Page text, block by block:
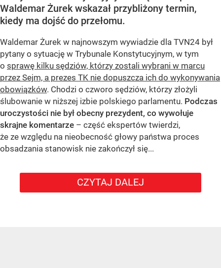
Waldemar Żurek wskazał przybliżony termin,
kiedy ma dojść do przełomu.
Waldemar Żurek w najnowszym wywiadzie dla TVN24 był
pytany o sytuację w Trybunale Konstytucyjnym, w tym
o sprawę kilku sędziów, którzy zostali wybrani w marcu
przez Sejm, a prezes TK nie dopuszcza ich do wykonywania
obowiązków. Chodzi o czworo sędziów, którzy złożyli
ślubowanie w niższej izbie polskiego parlamentu. Podczas
uroczystości nie był obecny prezydent, co wywołuje
skrajne komentarze – część ekspertów twierdzi,
że ze względu na nieobecność głowy państwa proces
obsadzania stanowisk nie zakończył się...
CZYTAJ DALEJ